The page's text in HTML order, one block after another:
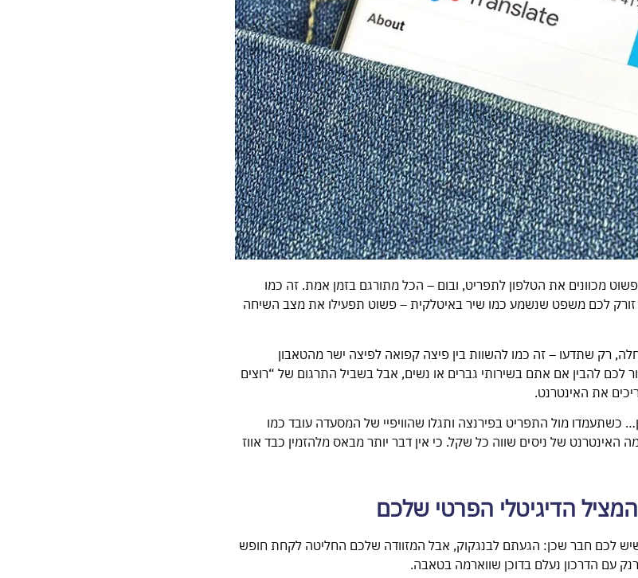
מכוונים את הטלפון לתפריט, ובום – הכל מתורגם בזמן אמת. זה כמו
לכם משפט שנשמע כמו שיר באיטלקית – פשוט תפעילו את מצב השיחה
רק שתדעו – זה כמו להשוות בין פיצה קפואה לפיצה ישר מהטאבון
לכם להבין אם אתם בשירותי גברים או נשים, אבל בשביל התרגום של “רוצים
את האינטרנט.
כשתעמדו מול התפריט בפירנצה ותגלו שהוויפיי של המסעדה עובד כמו
של ניסים שווה כל שקל. כי אין דבר יותר מבאס מלהזמין כבד אווז
לכם חבר שכן: הגעתם לבנגקוק, אבל המזוודה שלכם החליטה לקחת חופש
עם הדרכון נעלם בדוכן שווארמה בטאבה.